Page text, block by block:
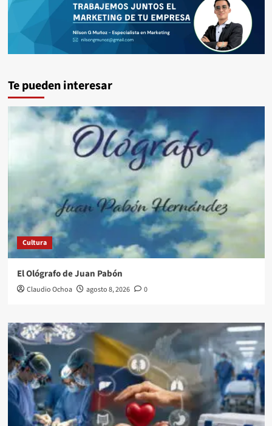
Te pueden interesar
Cultura
El Ológrafo de Juan Pabón
Claudio Ochoa agosto 8, 2026 0